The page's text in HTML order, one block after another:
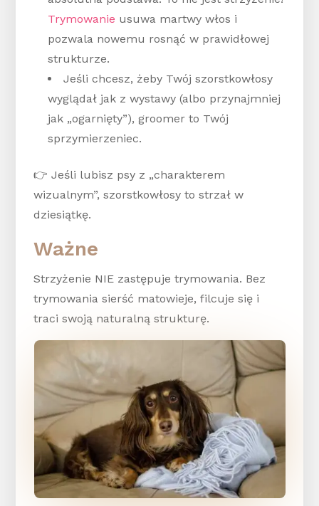
Trymowanie usuwa martwy włos i
pozwala nowemu rosnąć w prawidłowej
strukturze.
Jeśli chcesz, żeby Twój szorstkowłosy
wyglądał jak z wystawy (albo przynajmniej
jak „ogarnięty”), groomer to Twój
sprzymierzeniec.
👉 Jeśli lubisz psy z „charakterem
wizualnym”, szorstkowłosy to strzał w
dziesiątkę.
Ważne
Strzyżenie NIE zastępuje trymowania. Bez
trymowania sierść matowieje, filcuje się i
traci swoją naturalną strukturę.